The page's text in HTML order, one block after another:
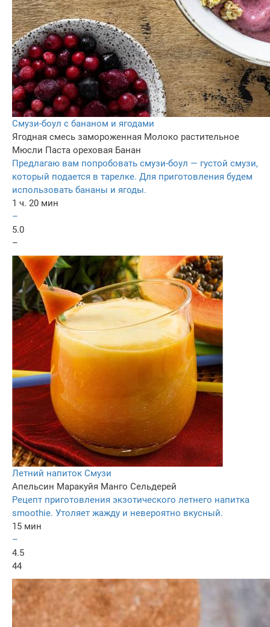
Смузи-боул с бананом и ягодами
Ягодная смесь замороженная Молоко растительное
Мюсли Паста ореховая Банан
Предлагаю вам попробовать смузи-боул — густой смузи,
который подается в тарелке. Для приготовления будем
использовать бананы и ягоды.
1 ч. 20 мин
–
5.0
–
Летний напиток Смузи
Апельсин Маракуйя Манго Сельдерей
Рецепт приготовления экзотического летнего напитка
smoothie. Утоляет жажду и невероятно вкусный.
15 мин
–
4.5
44